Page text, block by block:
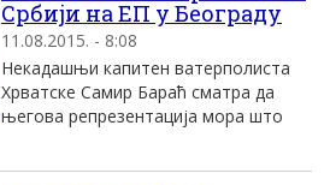
Србији на ЕП у Београду
11.08.2015. - 8:08
Некадашњи капитен ватерполиста
Хрватске Самир Бараћ сматра да
његова репрезентација мора што